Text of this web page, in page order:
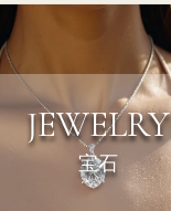
JEWELRY
宝石